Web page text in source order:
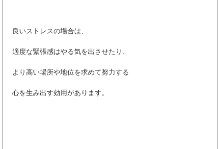
良いストレスの場合は、
適度な緊張感はやる気を出させたり、
より高い場所や地位を求めて努力する
心を生み出す効用があります。